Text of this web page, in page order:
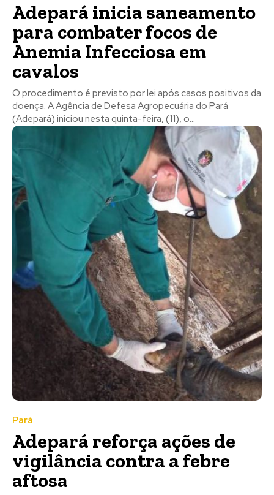
Adepará inicia saneamento
para combater focos de
Anemia Infecciosa em
cavalos
O procedimento é previsto por lei após casos positivos da
doença. A Agência de Defesa Agropecuária do Pará
(Adepará) iniciou nesta quinta-feira, (11), o...
Pará
Adepará reforça ações de
vigilância contra a febre
aftosa